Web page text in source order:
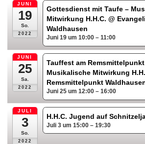
JUNI
19
So.
2022
Gottesdienst mit Taufe –
Mitwirkung H.H.C.@
Waldhausen
Juni 19 um 10:00 – 11:00
JUNI
25
Sa.
2022
Tauffest am
Musikalische Mitwirkung
Remsmittelpunkt
Juni 25 um 12:00 – 16:00
JULI
3
So.
2022
H.H.C. Jugend auf
Juli 3 um 15:00 – 19:30